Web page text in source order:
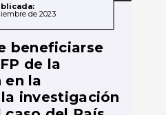
de 2023
beneficiarse
de la
en la
investigación